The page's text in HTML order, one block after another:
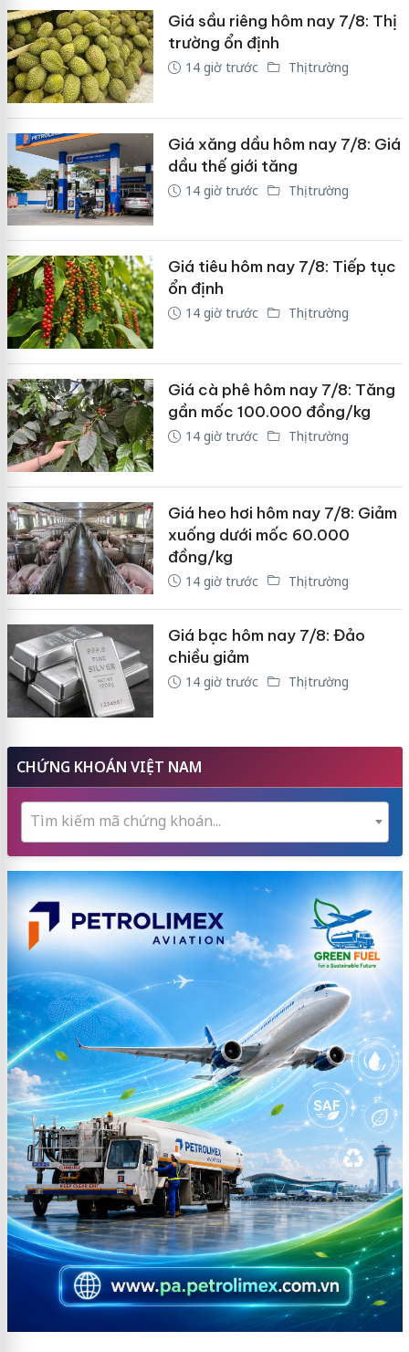
Giá sầu riêng hôm nay 7/8: Thị
trường ổn định
14 giờ trước Thị trường
Giá xăng dầu hôm nay 7/8: Giá
dầu thế giới tăng
14 giờ trước Thị trường
Giá tiêu hôm nay 7/8: Tiếp tục
ổn định
14 giờ trước Thị trường
Giá cà phê hôm nay 7/8: Tăng
gần mốc 100.000 đồng/kg
14 giờ trước Thị trường
Giá heo hơi hôm nay 7/8: Giảm
xuống dưới mốc 60.000
đồng/kg
14 giờ trước Thị trường
Giá bạc hôm nay 7/8: Đảo
chiều giảm
14 giờ trước Thị trường
CHỨNG KHOÁN VIỆT NAM
Tìm kiếm mã chứng khoán...